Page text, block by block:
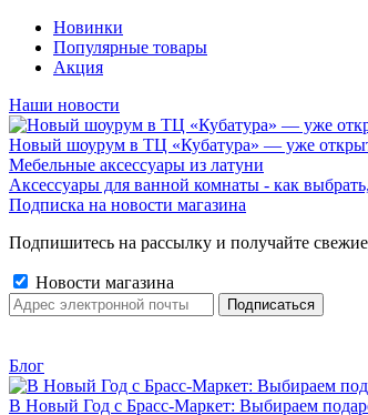
Новинки
Популярные товары
Акция
Наши новости
Новый шоурум в ТЦ «Кубатура» — уже
Мебельные аксессуары из латуни
Аксессуары для ванной комнаты - как
Подписка на новости магазина
Подпишитесь на рассылку и получайте
Новости магазина
Блог
В Новый Год с Брасс-Маркет: Выбираем